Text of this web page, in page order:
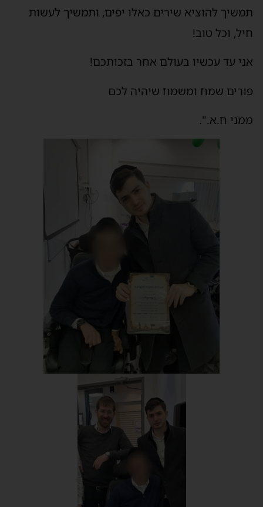
תמשיך להוציא שירים כאלו יפים, ותמשיך לעשות
חיל, וכל טוב!
אני עד עכשיו בעולם אחר בזכותכם!
פורים שמח ומשמח שיהיה לכם
ממני ח.א.".